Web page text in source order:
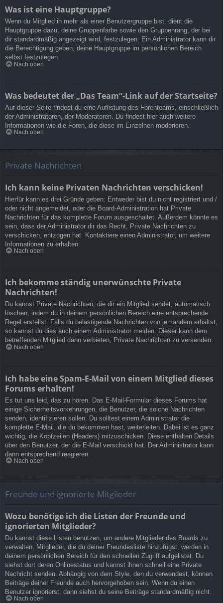
Was ist eine Hauptgruppe?
Wenn du Mitglied in mehr als einer Benutzergruppe bist, dient die
Hauptgruppe dazu, deine Gruppenfarbe sowie den Gruppenrang, der bei
dir standardmäßig angezeigt wird, festzulegen. Ein Administrator kann dir
die Berechtigung geben, deine Hauptgruppe im persönlichen Bereich
selbst festzulegen.
Nach oben
Was bedeutet der „Das Team“-Link auf der Startseite?
Auf dieser Seite findest du eine Auflistung des Forenteams, einschließlich
der Administratoren, der Moderatoren. Du findest hier auch weitere
Informationen wie die Foren, die diese im Einzelnen moderieren.
Nach oben
Private Nachrichten
Ich kann keine Privaten Nachrichten verschicken!
Hierfür kann es drei Gründe geben: Entweder bist du nicht registriert und /
oder nicht angemeldet, oder die Board-Administration hat Private
Nachrichten für das komplette Forum ausgeschaltet. Außerdem könnte es
sein, dass der Administrator dir das Recht, Private Nachrichten zu
verschicken, entzogen hat. Kontaktiere einen Administrator, um weitere
Informationen zu erhalten.
Nach oben
Ich bekomme ständig unerwünschte Private
Nachrichten!
Du kannst Private Nachrichten, die dir ein Mitglied sendet, automatisch
löschen, indem du in deinem persönlichen Bereich eine entsprechende
Regel erstellst. Falls du belästigende Nachrichten von jemandem erhältst,
so kannst du dies auch einem Administrator melden. Dieser kann dem
betreffenden Mitglied dann verbieten, Private Nachrichten zu versenden.
Nach oben
Ich habe eine Spam-E-Mail von einem Mitglied dieses
Forums erhalten!
Es tut uns leid, das zu hören. Das E-Mail-Formular dieses Forums hat
einige Sicherheitsvorkehrungen, die Benutzer, die solche Nachrichten
senden, identifizieren sollen. Du solltest einem Administrator die
komplette E-Mail, die du bekommen hast, weiterleiten. Dabei ist es ganz
wichtig, die Kopfzeilen (Headers) mitzuschicken. Diese enthalten Details
über den Benutzer, der die E-Mail verschickt hat. Der Administrator kann
dann entsprechend reagieren.
Nach oben
Freunde und ignorierte Mitglieder
Wozu benötige ich die Listen der Freunde und
ignorierten Mitglieder?
Du kannst diese Listen benutzen, um andere Mitglieder des Boards zu
verwalten. Mitglieder, die du deiner Freundesliste hinzufügst, werden in
deinem persönlichen Bereich für den schnellen Zugriff aufgelistet. Du
siehst dort deren Onlinestatus und kannst ihnen schnell eine Private
Nachricht senden. Abhängig von dem Style, den du verwendest, können
Beiträge deiner Freunde auch hervorgehoben sein. Wenn du einen
Benutzer ignorierst, dann siehst du seine Beiträge standardmäßig nicht.
Nach oben